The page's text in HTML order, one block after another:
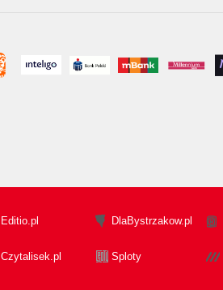
Editio.pl DlaBystrzakow.pl
Czytalisek.pl Sploty